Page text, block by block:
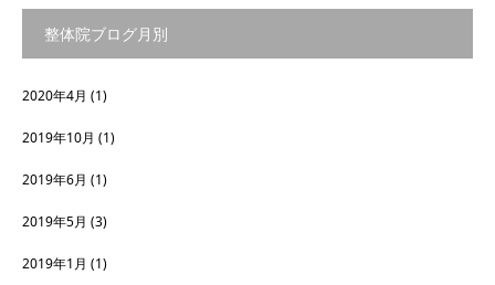
整体院ブログ月別
2020年4月 (1)
2019年10月 (1)
2019年6月 (1)
2019年5月 (3)
2019年1月 (1)